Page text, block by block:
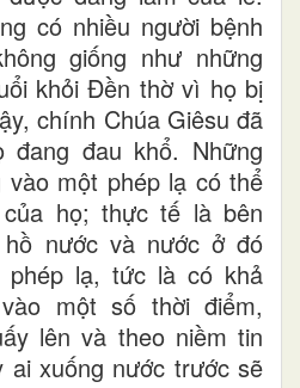
có nhiều người bệnh
giống như những
khỏi Đền thờ vì họ bị
chính Chúa Giêsu đã
đau khổ. Những
vào một phép lạ có thể
họ; thực tế là bên
nước và nước ở đó
lạ, tức là có khả
một số thời điểm,
lên và theo niềm tin
ai xuống nước trước sẽ